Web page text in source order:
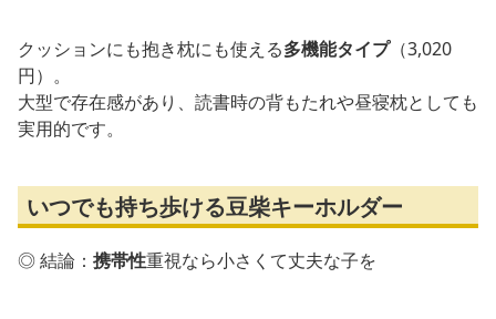
クッションにも抱き枕にも使える多機能タイプ（3,020
円）。
大型で存在感があり、読書時の背もたれや昼寝枕としても
実用的です。
いつでも持ち歩ける豆柴キーホルダー
◎ 結論： 携帯性重視なら小さくて丈夫な子を